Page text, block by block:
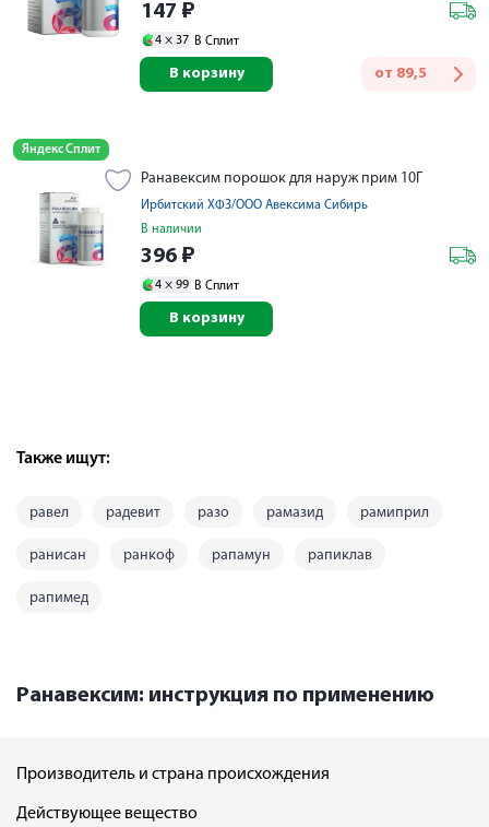
147 ₽
4 × 37 В Сплит
от 89,5
В корзину
Яндекс Сплит
Ранавексим порошок для наруж прим 10Г
Ирбитский ХФЗ/ООО Авексима Сибирь
В наличии
396 ₽
4 × 99 В Сплит
В корзину
Также ищут:
равел радевит разо рамазид рамиприл
ранисан ранкоф рапамун рапиклав
рапимед
Ранавексим: инструкция по применению
Производитель и страна происхождения
Действующее вещество